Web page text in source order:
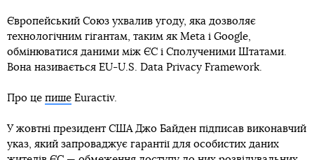
Європейський Союз ухвалив угоду, яка дозволяє
технологічним гігантам, таким як Meta і Google,
обмінюватися даними між ЄС і Сполученими Штатами.
Вона називається EU-U.S. Data Privacy Framework.
Про це пише Euractiv.
У жовтні президент США Джо Байден підписав виконавчий
указ, який запроваджує гарантії для особистих даних